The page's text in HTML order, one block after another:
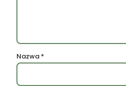
Nazwa *